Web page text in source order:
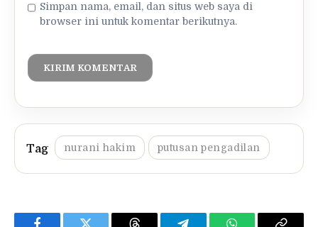
Simpan nama, email, dan situs web saya di
browser ini untuk komentar berikutnya.
nurani hakim putusan pengadilan